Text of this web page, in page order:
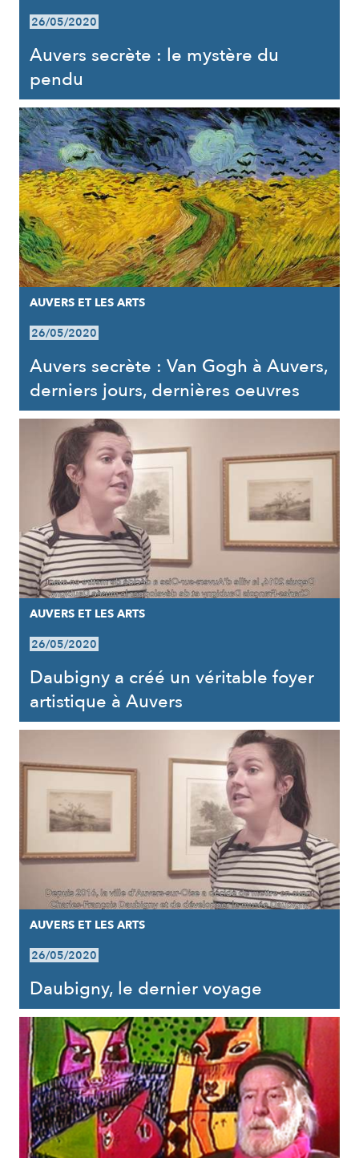
26/05/2020
Auvers secrète : le mystère du
pendu
AUVERS ET LES ARTS
26/05/2020
Auvers secrète : Van Gogh à Auvers,
derniers jours, dernières oeuvres
AUVERS ET LES ARTS
26/05/2020
Daubigny a créé un véritable foyer
artistique à Auvers
AUVERS ET LES ARTS
26/05/2020
Daubigny, le dernier voyage